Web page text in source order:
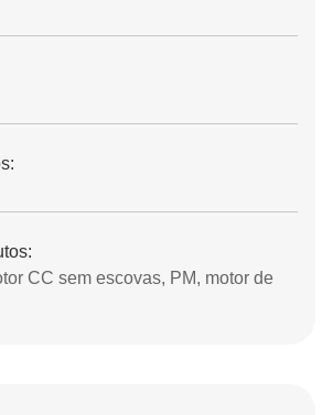
CC sem escovas, PM, motor de